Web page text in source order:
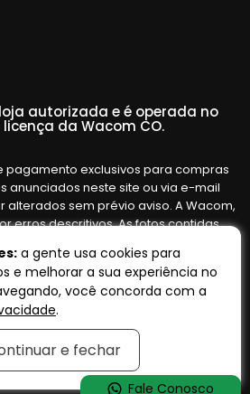
autorizada e é operada no
licença da Wacom CO.
pagamento exclusivos para compras
anunciados neste site ou via e-mail
sem prévio aviso. A Wacom,
erros descritivos. As fotos contidas
fornecedor/lote do fabricante. Ofertas
nossos estoques. Vendas sujeitas à
confirmação de dados.
OpenK
a gente usa cookies para
e melhorar a sua experiência no
você concorda com a
.
e fechar
Fale Conosco